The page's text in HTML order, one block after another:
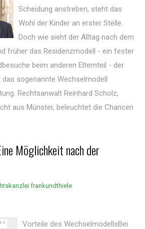
Scheidung anstreben, steht das
Wohl der Kinder an erster Stelle.
Doch wie sieht der Alltag nach dem
früher das Residenzmodell - ein fester
beim anderen Elternteil - der
das sogenannte Wechselmodell
Rechtsanwalt Reinhard Scholz,
aus Münster, beleuchtet die Chancen
Möglichkeit nach der
frankundthiele
Vorteile des WechselmodellsBei